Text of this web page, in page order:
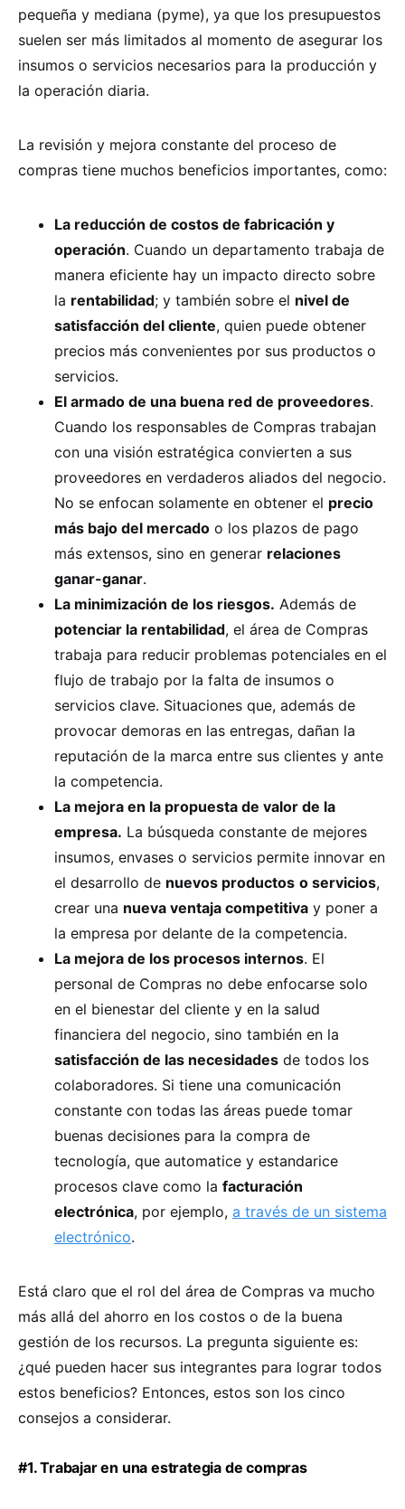
pequeña y mediana (pyme), ya que los presupuestos
suelen ser más limitados al momento de asegurar los
insumos o servicios necesarios para la producción y
la operación diaria.
La revisión y mejora constante del proceso de
compras tiene muchos beneficios importantes, como:
La reducción de costos de fabricación y
operación. Cuando un departamento trabaja de
manera eficiente hay un impacto directo sobre
la rentabilidad; y también sobre el nivel de
satisfacción del cliente, quien puede obtener
precios más convenientes por sus productos o
servicios.
El armado de una buena red de proveedores.
Cuando los responsables de Compras trabajan
con una visión estratégica convierten a sus
proveedores en verdaderos aliados del negocio.
No se enfocan solamente en obtener el precio
más bajo del mercado o los plazos de pago
más extensos, sino en generar relaciones
ganar-ganar.
La minimización de los riesgos. Además de
potenciar la rentabilidad, el área de Compras
trabaja para reducir problemas potenciales en el
flujo de trabajo por la falta de insumos o
servicios clave. Situaciones que, además de
provocar demoras en las entregas, dañan la
reputación de la marca entre sus clientes y ante
la competencia.
La mejora en la propuesta de valor de la
empresa. La búsqueda constante de mejores
insumos, envases o servicios permite innovar en
el desarrollo de nuevos productos o servicios,
crear una nueva ventaja competitiva y poner a
la empresa por delante de la competencia.
La mejora de los procesos internos. El
personal de Compras no debe enfocarse solo
en el bienestar del cliente y en la salud
financiera del negocio, sino también en la
satisfacción de las necesidades de todos los
colaboradores. Si tiene una comunicación
constante con todas las áreas puede tomar
buenas decisiones para la compra de
tecnología, que automatice y estandarice
procesos clave como la facturación
electrónica, por ejemplo, a través de un sistema
electrónico.
Está claro que el rol del área de Compras va mucho
más allá del ahorro en los costos o de la buena
gestión de los recursos. La pregunta siguiente es:
¿qué pueden hacer sus integrantes para lograr todos
estos beneficios? Entonces, estos son los cinco
consejos a considerar.
#1. Trabajar en una estrategia de compras